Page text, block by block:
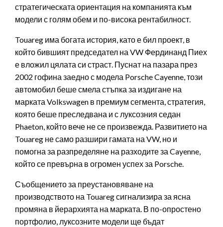
стратегическата ориентация на компанията към
модели с голям обем и по-висока рентабилност.
Touareg има богата история, като е бил проект, в
който бившият председател на VW Фердинанд Пиех
е вложил цялата си страст. Пуснат на пазара през
2002 гофина заедно с модела Porsche Cayenne, този
автомобил беше смела стъпка за издигане на
марката Volkswagen в премиум сегмента, стратегия,
която беше преследвана и с луксозния седан
Phaeton, който вече не се произвежда. Развитието на
Touareg не само разшири гамата на VW, но и
помогна за разпределяне на разходите за Cayenne,
който се превърна в огромен успех за Porsche.
Съобщението за преустановяване на
производството на Touareg сигнализира за ясна
промяна в йерархията на марката. В по-опростено
портфолио, луксозните модели ще бъдат